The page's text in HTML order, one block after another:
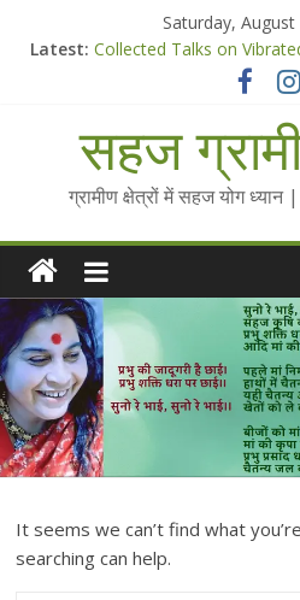
Saturday, August
Latest: Collected Talks on
सहज कृषि प्रचार-प्रसार किट
Standee Designs @
Chalo Gaon Ki Or
सहज
ग्रामीण क्षेत्रों में सहज योग ध्यान
It seems we can’t find what
searching can help.